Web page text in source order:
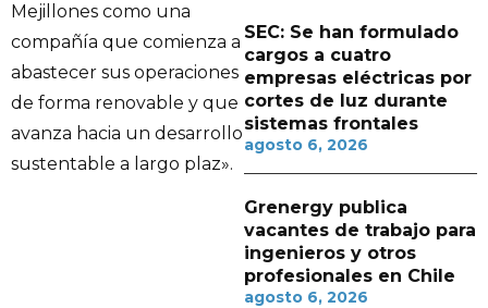
Mejillones como una
compañía que comienza a
abastecer sus operaciones
de forma renovable y que
avanza hacia un desarrollo
sustentable a largo plaz».
SEC: Se han formulado
cargos a cuatro
empresas eléctricas por
cortes de luz durante
sistemas frontales
agosto 6, 2026
Grenergy publica
vacantes de trabajo para
ingenieros y otros
profesionales en Chile
agosto 6, 2026